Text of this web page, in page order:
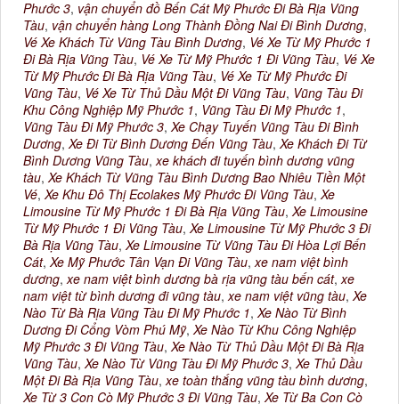
Phước 3, vận chuyển đồ Bến Cát Mỹ Phước Đi Bà Rịa Vũng
Tàu, vận chuyển hàng Long Thành Đồng Nai Đi Bình Dương,
Vé Xe Khách Từ Vũng Tàu Bình Dương, Vé Xe Từ Mỹ Phước 1
Đi Bà Rịa Vũng Tàu, Vé Xe Từ Mỹ Phước 1 Đi Vũng Tàu, Vé Xe
Từ Mỹ Phước Đi Bà Rịa Vũng Tàu, Vé Xe Từ Mỹ Phước Đi
Vũng Tàu, Vé Xe Từ Thủ Dầu Một Đi Vũng Tàu, Vũng Tàu Đi
Khu Công Nghiệp Mỹ Phước 1, Vũng Tàu Đi Mỹ Phước 1,
Vũng Tàu Đi Mỹ Phước 3,Xe Chạy Tuyến Vũng Tàu Đi Bình
Dương,Xe Đi Từ Bình Dương Đến Vũng Tàu,Xe Khách Đi Từ
Bình Dương Vũng Tàu,xe khách đi tuyến bình dương vũng
tàu,Xe Khách Từ Vũng Tàu Bình Dương Bao Nhiêu Tiền Một
Vé,Xe Khu Đô Thị Ecolakes Mỹ Phước Đi Vũng Tàu,Xe
Limousine Từ Mỹ Phước 1 Đi Bà Rịa Vũng Tàu,Xe Limousine
Từ Mỹ Phước 1 Đi Vũng Tàu,Xe Limousine Từ Mỹ Phước 3 Đi
Bà Rịa Vũng Tàu,Xe Limousine Từ Vũng Tàu Đi Hòa Lợi Bến
Cát,Xe Mỹ Phước Tân Vạn Đi Vũng Tàu,xe nam việt bình
dương,xe nam việt bình dương bà rịa vũng tàu bến cát,xe
nam việt từ bình dương đi vũng tàu,xe nam việt vũng tàu,Xe
Nào Từ Bà Rịa Vũng Tàu Đi Mỹ Phước 1,Xe Nào Từ Bình
Dương Đi Cổng Vòm Phú Mỹ,Xe Nào Từ Khu Công Nghiệp
Mỹ Phước 3 Đi Vũng Tàu,Xe Nào Từ Thủ Dầu Một Đi Bà Rịa
Vũng Tàu,Xe Nào Từ Vũng Tàu Đi Mỹ Phước 3,Xe Thủ Dầu
Một Đi Bà Rịa Vũng Tàu,xe toàn thắng vũng tàu bình dương,
Xe Từ 3 Con Cò Mỹ Phước 3 Đi Vũng Tàu,Xe Từ Ba Con Cò